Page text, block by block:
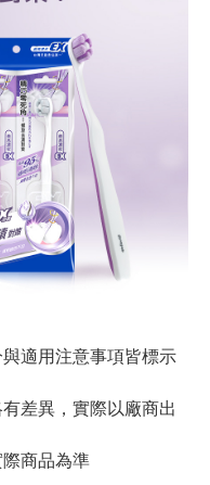
適用注意事項皆標示
差異，實際以廠商出
商品為準